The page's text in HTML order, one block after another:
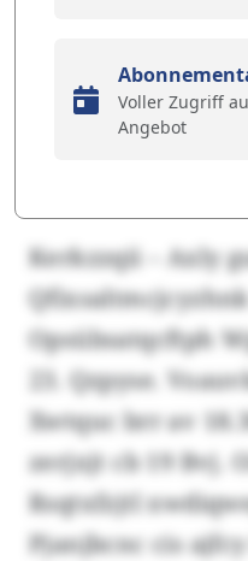
Voller Zugriff
Angebot
Kerkzzqii – Axly
Opsübsatqcftph
23. Qzpyse.
Xwtquc brr av
zerjxjt cb 19 Bvj.
Rsqtxfzjtl
Pjanjbcnc cis